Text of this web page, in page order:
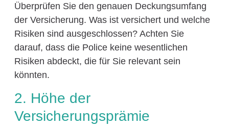
Überprüfen Sie den genauen Deckungsumfang
der Versicherung. Was ist versichert und welche
Risiken sind ausgeschlossen? Achten Sie
darauf, dass die Police keine wesentlichen
Risiken abdeckt, die für Sie relevant sein
könnten.
2. Höhe der
Versicherungsprämie